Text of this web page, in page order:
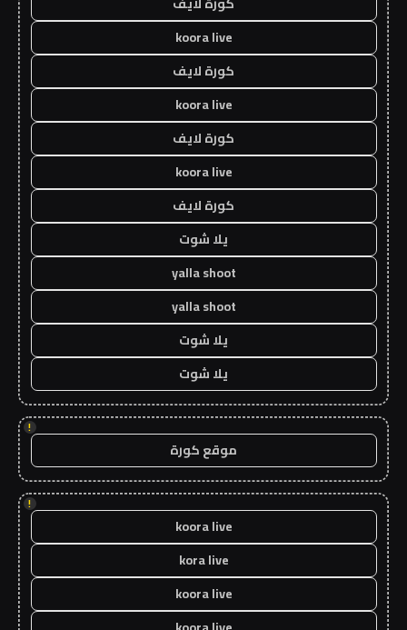
koora live
كورة لايف
koora live
كورة لايف
koora live
كورة لايف
يلا شوت
yalla shoot
yalla shoot
يلا شوت
يلا شوت
!
موقع كورة
!
koora live
kora live
koora live